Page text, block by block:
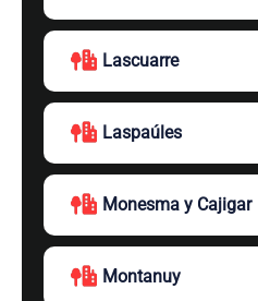
Lascuarre
Laspaúles
Monesma y Cajigar
Montanuy